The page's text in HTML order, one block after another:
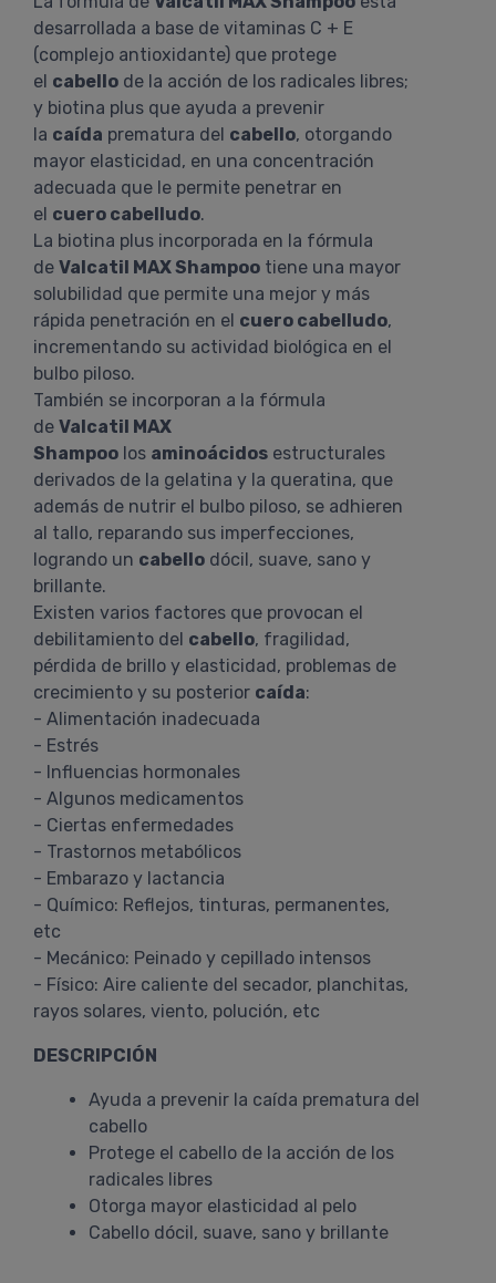
desarrollada a base de vitaminas C + E
(complejo antioxidante) que protege
el cabello de la acción de los radicales libres;
y biotina plus que ayuda a prevenir
la caída prematura del cabello, otorgando
mayor elasticidad, en una concentración
adecuada que le permite penetrar en
el cuero cabelludo.
La biotina plus incorporada en la fórmula
de Valcatil MAX Shampoo tiene una mayor
solubilidad que permite una mejor y más
rápida penetración en el cuero cabelludo,
incrementando su actividad biológica en el
bulbo piloso.
También se incorporan a la fórmula
de Valcatil MAX
Shampoo los aminoácidos estructurales
derivados de la gelatina y la queratina, que
además de nutrir el bulbo piloso, se adhieren
al tallo, reparando sus imperfecciones,
logrando un cabello dócil, suave, sano y
brillante.
Existen varios factores que provocan el
debilitamiento del cabello, fragilidad,
pérdida de brillo y elasticidad, problemas de
crecimiento y su posterior caída:
- Alimentación inadecuada
- Estrés
- Influencias hormonales
- Algunos medicamentos
- Ciertas enfermedades
- Trastornos metabólicos
- Embarazo y lactancia
- Químico: Reflejos, tinturas, permanentes,
etc
- Mecánico: Peinado y cepillado intensos
- Físico: Aire caliente del secador, planchitas,
rayos solares, viento, polución, etc
DESCRIPCIÓN
Ayuda a prevenir la caída prematura del
cabello
Protege el cabello de la acción de los
radicales libres
Otorga mayor elasticidad al pelo
Cabello dócil, suave, sano y brillante